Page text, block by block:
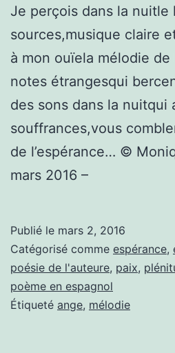
Je perçois dans la nuitle
sources,musique claire
à mon ouïela mélodie de
notes étrangesqui
des sons dans la nuitqui
souffrances,vous
de l’espérance… ©
mars 2016 –
Publié le mars 2, 2016
Catégorisé comme espérance,
poésie de l'auteure, paix,
poème en espagnol
Étiqueté ange, mélodie